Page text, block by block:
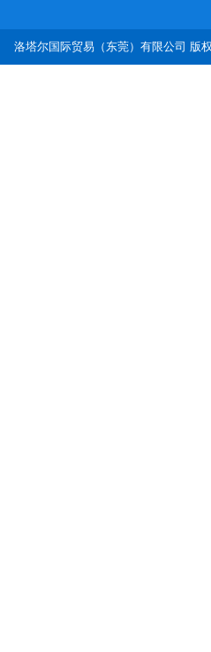
洛塔尔国际贸易（东莞）有限公司 版